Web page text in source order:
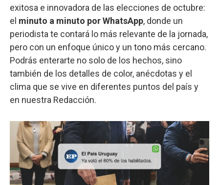
exitosa e innovadora de las elecciones de octubre:
el minuto a minuto por WhatsApp, donde un
periodista te contará lo más relevante de la jornada,
pero con un enfoque único y un tono más cercano.
Podrás enterarte no solo de los hechos, sino
también de los detalles de color, anécdotas y el
clima que se vive en diferentes puntos del país y
en nuestra Redacción.